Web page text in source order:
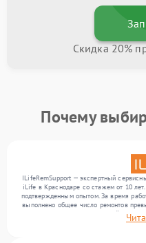
Скидка 20%
Почему
ILifeRemSupport — экспертный
iLife в Краснодаре со стажем от 10
подтвержденным опытом. За время
выполнено общее число ремонтов
поступает более 300 устройств,
неисправностей и